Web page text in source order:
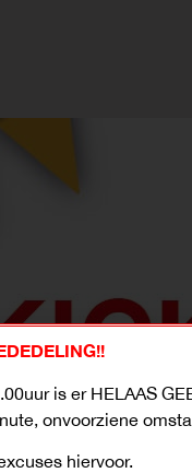
is er HELAAS
onvoorziene
hiervoor.